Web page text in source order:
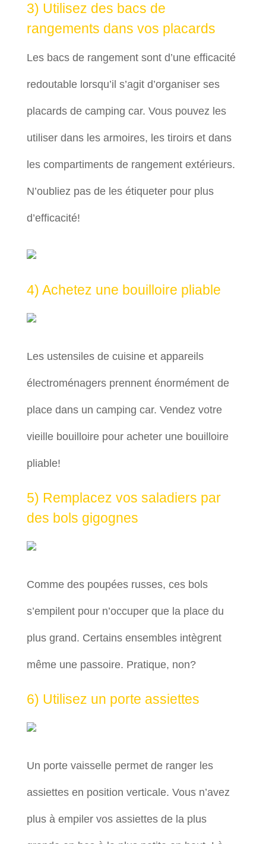
3) Utilisez des bacs de
rangements dans vos placards
Les bacs de rangement sont d’une efficacité
redoutable lorsqu’il s’agit d’organiser ses
placards de camping car. Vous pouvez les
utiliser dans les armoires, les tiroirs et dans
les compartiments de rangement extérieurs.
N’oubliez pas de les étiqueter pour plus
d’efficacité!
4) Achetez une bouilloire pliable
Les ustensiles de cuisine et appareils
électroménagers prennent énormément de
place dans un camping car. Vendez votre
vieille bouilloire pour acheter une bouilloire
pliable!
5) Remplacez vos saladiers par
des bols gigognes
Comme des poupées russes, ces bols
s’empilent pour n’occuper que la place du
plus grand. Certains ensembles intègrent
même une passoire. Pratique, non?
6) Utilisez un porte assiettes
Un porte vaisselle permet de ranger les
assiettes en position verticale. Vous n’avez
plus à empiler vos assiettes de la plus